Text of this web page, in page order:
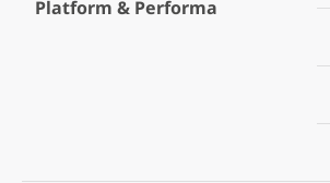
Platform & Performa